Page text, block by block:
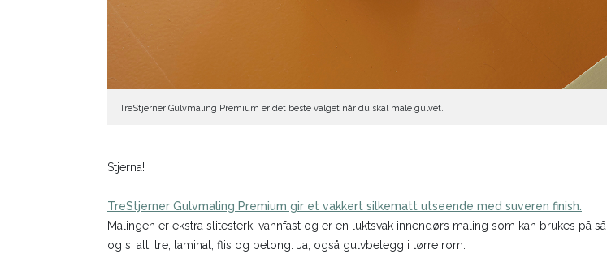
TreStjerner Gulvmaling Premium er det beste valget når du skal male gulvet.
Stjerna!
TreStjerner Gulvmaling Premium gir et vakkert silkematt utseende med suveren finish.
Malingen er ekstra slitesterk, vannfast og er en luktsvak innendørs maling som kan brukes på så
og si alt: tre, laminat, flis og betong. Ja, også gulvbelegg i tørre rom.